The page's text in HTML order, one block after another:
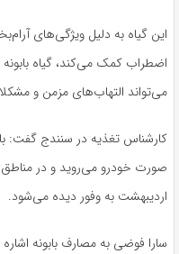
این گیاه به دلیل ویژگی‌های
اضطراب کمک می‌کند، گیاه
می‌تواند التهاب‌های مزمن و
کارشناس تغذیە در سنندج گفت:
صورت خودرو می‌روید و در
اردیبهشت بە وفور دیدە می‌شود.
سارا فوضی بە مصارف بابونە